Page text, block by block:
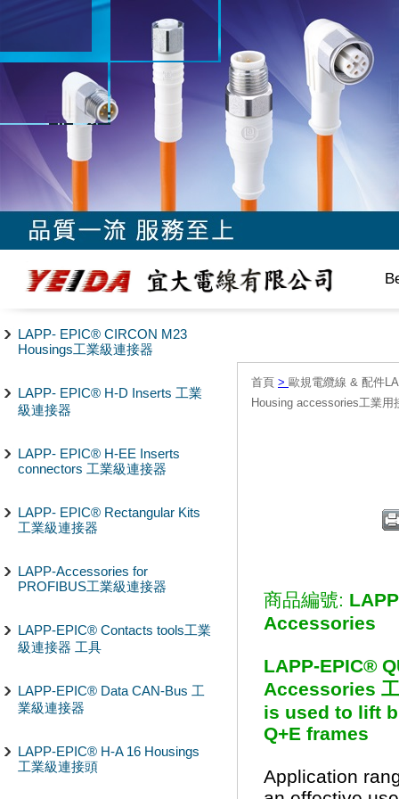
LAPP- EPIC® CIRCON M23
Housings工業級連接器
LAPP- EPIC® H-D Inserts 工業
級連接器
LAPP- EPIC® H-EE Inserts
connectors 工業級連接器
LAPP- EPIC® Rectangular Kits
工業級連接器
LAPP-Accessories for
PROFIBUS工業級連接器
LAPP-EPIC® Contacts tools工業
級連接器 工具
LAPP-EPIC® Data CAN-Bus 工
業級連接器
LAPP-EPIC® H-A 16 Housings
工業級連接頭
首頁 > 歐規電纜線 & 配件
Housing accessories工業用
商品編號:
Accessories
LAPP-EPIC®
Accessories
is used to lift
Q+E frames
Application